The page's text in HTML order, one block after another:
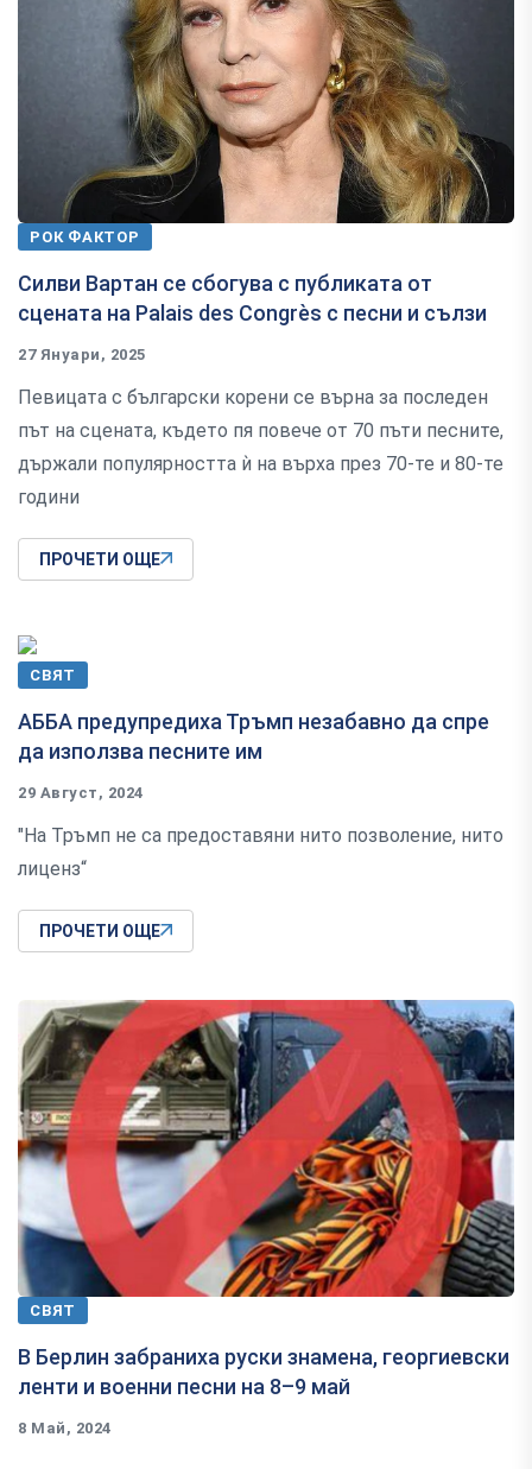
РОК ФАКТОР
Силви Вартан се сбогува с публиката от
сцената на Palais des Congrès с песни и сълзи
27 Януари, 2025
Певицата с български корени се върна за последен
път на сцената, където пя повече от 70 пъти песните,
държали популярността ѝ на върха през 70-те и 80-те
години
ПРОЧЕТИ ОЩЕ
СВЯТ
АББА предупредиха Тръмп незабавно да спре
да използва песните им
29 Август, 2024
"На Тръмп не са предоставяни нито позволение, нито
лиценз“
ПРОЧЕТИ ОЩЕ
СВЯТ
В Берлин забраниха руски знамена, георгиевски
ленти и военни песни на 8–9 май
8 Май, 2024